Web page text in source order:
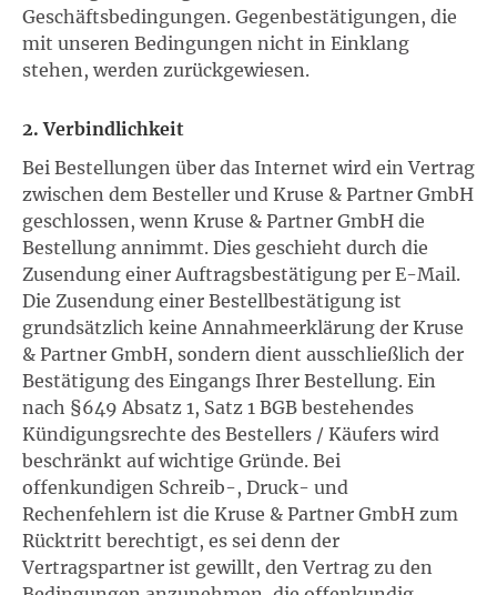
Geschäftsbedingungen. Gegenbestätigungen, die
mit unseren Bedingungen nicht in Einklang
stehen, werden zurückgewiesen.
2. Verbindlichkeit
Bei Bestellungen über das Internet wird ein Vertrag
zwischen dem Besteller und Kruse & Partner GmbH
geschlossen, wenn Kruse & Partner GmbH die
Bestellung annimmt. Dies geschieht durch die
Zusendung einer Auftragsbestätigung per E-Mail.
Die Zusendung einer Bestellbestätigung ist
grundsätzlich keine Annahmeerklärung der Kruse
& Partner GmbH, sondern dient ausschließlich der
Bestätigung des Eingangs Ihrer Bestellung. Ein
nach §649 Absatz 1, Satz 1 BGB bestehendes
Kündigungsrechte des Bestellers / Käufers wird
beschränkt auf wichtige Gründe. Bei
offenkundigen Schreib-, Druck- und
Rechenfehlern ist die Kruse & Partner GmbH zum
Rücktritt berechtigt, es sei denn der
Vertragspartner ist gewillt, den Vertrag zu den